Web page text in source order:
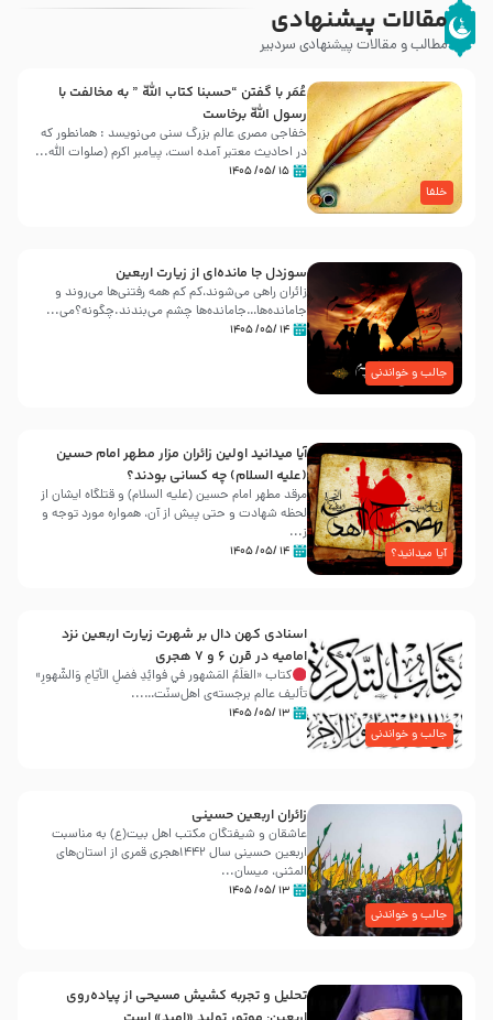
مقالات پیشنهادی
مطالب و مقالات پیشنهادی سردبیر
خلفا
عُمَر با گفتن “حسبنا كتاب اللّه ” به مخالفت با
رسول اللّه برخاست
خفاجی مصری عالم بزرگ سنی می‌نویسد : همانطور که
در احادیث معتبر آمده است، پیامبر اکرم (صلوات اللّه...
۱۵ /۰۵/ ۱۴۰۵
جالب و خواندنی
سوزدل جا مانده‌ای از زیارت اربعین
زائران راهی می‌شوند،کم‌ کم همه رفتنی‌ها می‌روند و
جامانده‌ها…جامانده‌ها چشم می‌بندند.چگونه؟می‌...
۱۴ /۰۵/ ۱۴۰۵
آیا میدانید؟
آیا میدانید اولین زائران مزار مطهر امام حسین
(علیه السلام) چه کسانی بودند؟
مرقد مطهر امام حسین (علیه السلام) و قتلگاه ایشان از
لحظه شهادت و حتی پیش از آن، همواره مورد توجه و
ز...
۱۴ /۰۵/ ۱۴۰۵
جالب و خواندنی
اسنادی کهن دال بر شهرت زیارت اربعین نزد
امامیه در قرن ۶ و ۷ هجری
کتاب «العَلَمُ المَشهور في فَوائِدِ فَضلِ الأيّامِ وَالشُّهورِ»
تألیف عالم برجسته‌ی اهل‌سنّت…...
۱۳ /۰۵/ ۱۴۰۵
جالب و خواندنی
زائران اربعین حسینی
عاشقان و شیفتگان مکتب اهل بیت(ع) به مناسبت
اربعین حسینی سال ۱۴۴۲هجری قمری از استان‌های
المثنی، میسان...
۱۳ /۰۵/ ۱۴۰۵
تحلیل و تجربه کشیش مسیحی از پیاده‌روی